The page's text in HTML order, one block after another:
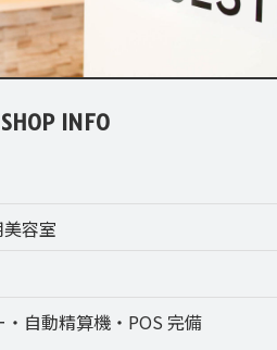
SHOP INFO
容室
自動精算機・POS 完備